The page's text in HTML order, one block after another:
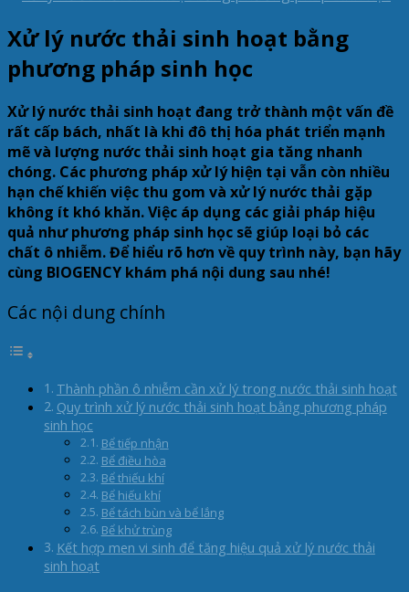
Xử lý nước thải sinh hoạt bằng
phương pháp sinh học
Xử lý nước thải sinh hoạt đang trở thành một vấn đề
rất cấp bách, nhất là khi đô thị hóa phát triển mạnh
mẽ và lượng nước thải sinh hoạt gia tăng nhanh
chóng. Các phương pháp xử lý hiện tại vẫn còn nhiều
hạn chế khiến việc thu gom và xử lý nước thải gặp
không ít khó khăn. Việc áp dụng các giải pháp hiệu
quả như phương pháp sinh học sẽ giúp loại bỏ các
chất ô nhiễm. Để hiểu rõ hơn về quy trình này, bạn hãy
cùng BIOGENCY khám phá nội dung sau nhé!
Các nội dung chính
Thành phần ô nhiễm cần xử lý trong nước thải sinh hoạt
Quy trình xử lý nước thải sinh hoạt bằng phương pháp
sinh học
Bể tiếp nhận
Bể điều hòa
Bể thiếu khí
Bể hiếu khí
Bể tách bùn và bể lắng
Bể khử trùng
Kết hợp men vi sinh để tăng hiệu quả xử lý nước thải
sinh hoạt